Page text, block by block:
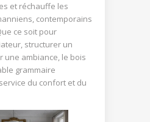
et réchauffe les
contemporains
ce soit pour
structurer un
une ambiance, le bois
grammaire
du confort et du